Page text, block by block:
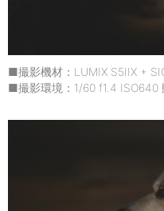
■撮影機材：LUMIX S5IIX +
■撮影環境：1/60 f1.4 ISO640